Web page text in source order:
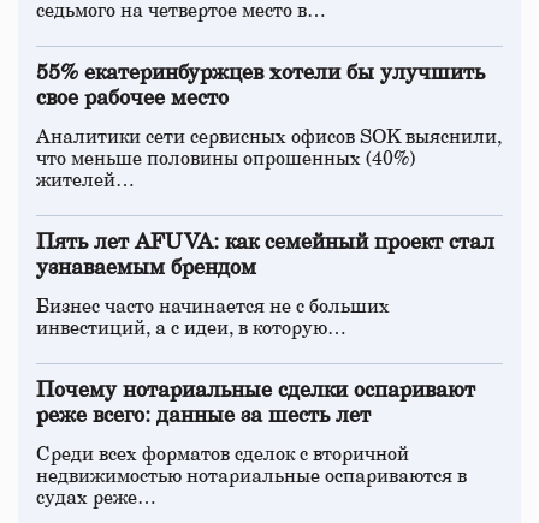
седьмого на четвертое место в…
55% екатеринбуржцев хотели бы улучшить
свое рабочее место
Аналитики сети сервисных офисов SOK выяснили,
что меньше половины опрошенных (40%)
жителей…
Пять лет AFUVA: как семейный проект стал
узнаваемым брендом
Бизнес часто начинается не с больших
инвестиций, а с идеи, в которую…
Почему нотариальные сделки оспаривают
реже всего: данные за шесть лет
Среди всех форматов сделок с вторичной
недвижимостью нотариальные оспариваются в
судах реже…